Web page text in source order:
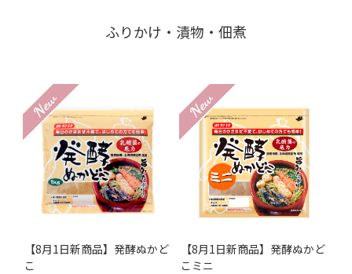
ふりかけ・漬物・佃煮
【8月1日新商品】発酵ぬかど
こ
【8月1日新商品】発酵ぬかど
こミニ